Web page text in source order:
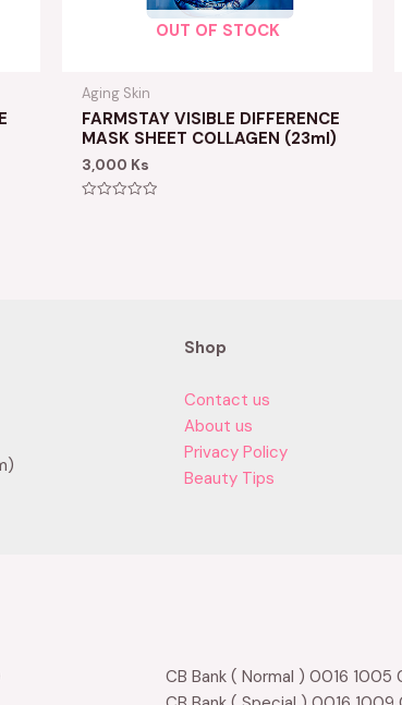
OUT OF STOCK
Aging Skin
FARMSTAY VISIBLE DIFFERENCE
MASK SHEET COLLAGEN (23ml)
3,000 Ks
Shop
Contact us
About us
Privacy Policy
Beauty Tips
CB Bank ( Normal ) 0016 1005